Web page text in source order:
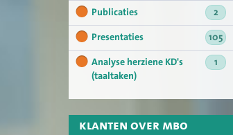
Publicaties
2
Presentaties
105
Analyse herziene KD's
(taaltaken)
1
klanten over mbo